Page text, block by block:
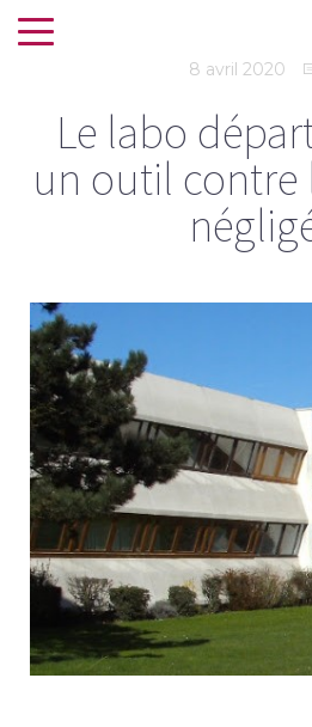
8 avril 2020
Le labo
un outil contre